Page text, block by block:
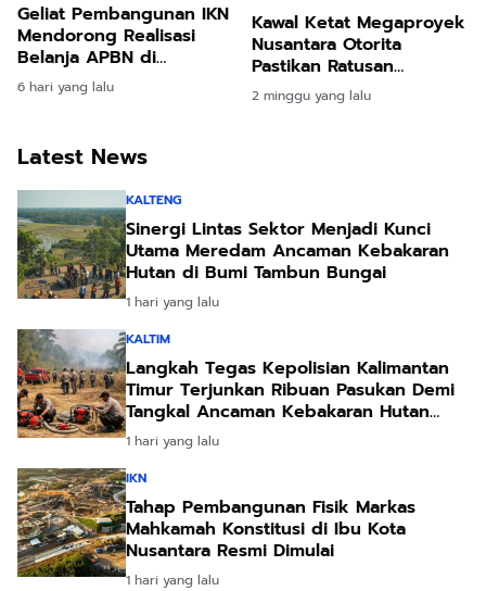
Geliat Pembangunan IKN
Mendorong Realisasi
Belanja APBN di
Kalimantan Timur
Meningkat Pesat
6 hari yang lalu
Kawal Ketat Megaproyek
Nusantara Otorita
Pastikan Ratusan
Infrastruktur Penuhi
Standar Mutu Kelas
2 minggu yang lalu
Latest News
KALTENG
Sinergi Lintas Sektor Menjadi Kunci
Utama Meredam Ancaman Kebakaran
Hutan di Bumi Tambun Bungai
1 hari yang lalu
KALTIM
Langkah Tegas Kepolisian Kalimantan
Timur Terjunkan Ribuan Pasukan Demi
Tangkal Ancaman Kebakaran Hutan
Akibat Kemarau Ekstrem
1 hari yang lalu
IKN
Tahap Pembangunan Fisik Markas
Mahkamah Konstitusi di Ibu Kota
Nusantara Resmi Dimulai
1 hari yang lalu